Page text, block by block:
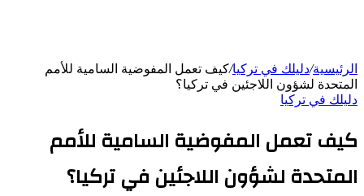
الرئيسية/دليلك في تركيا/كيف تعمل المفوضية السامية للأمم
المتحدة لشؤون اللاجئين في تركيا؟
دليلك في تركيا
كيف تعمل المفوضية السامية للأمم
المتحدة لشؤون اللاجئين في تركيا؟